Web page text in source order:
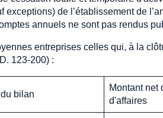
de l’établissement de
annuels ne sont pas rendus
entreprises celles qui, à la
123-200) :
bilan
Montant net
d'affaires